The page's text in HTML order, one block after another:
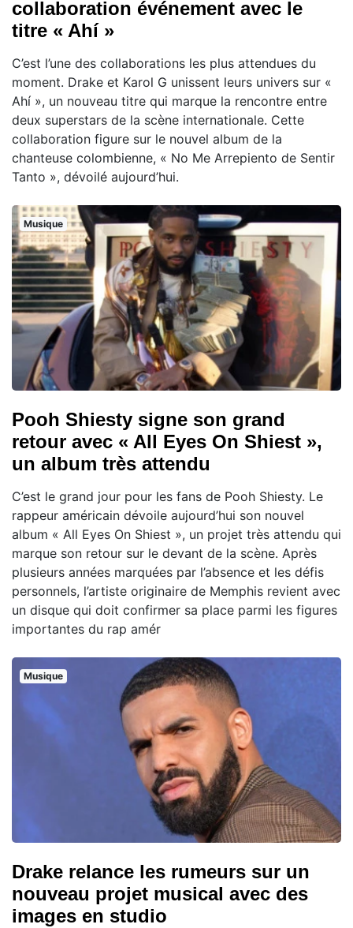
collaboration événement avec le
titre « Ahí »
C’est l’une des collaborations les plus attendues du
moment. Drake et Karol G unissent leurs univers sur «
Ahí », un nouveau titre qui marque la rencontre entre
deux superstars de la scène internationale. Cette
collaboration figure sur le nouvel album de la
chanteuse colombienne, « No Me Arrepiento de Sentir
Tanto », dévoilé aujourd’hui.
Musique
Pooh Shiesty signe son grand
retour avec « All Eyes On Shiest »,
un album très attendu
C’est le grand jour pour les fans de Pooh Shiesty. Le
rappeur américain dévoile aujourd’hui son nouvel
album « All Eyes On Shiest », un projet très attendu qui
marque son retour sur le devant de la scène. Après
plusieurs années marquées par l’absence et les défis
personnels, l’artiste originaire de Memphis revient avec
un disque qui doit confirmer sa place parmi les figures
importantes du rap amér
Musique
Drake relance les rumeurs sur un
nouveau projet musical avec des
images en studio